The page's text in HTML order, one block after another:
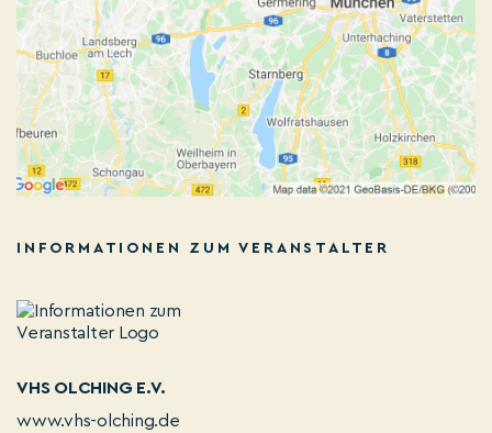
INFORMATIONEN ZUM VERANSTALTER
VHS OLCHING E.V.
www.vhs-olching.de